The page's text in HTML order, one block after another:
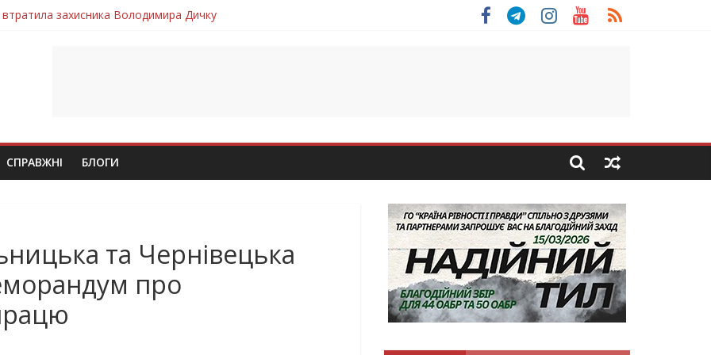
захисника Володимира Дичку
молодий захисник Дмитро Березко з Тернопільщини
захисника Володимира Вельму
молодого захисника Андрія Іскоростенського
СПРАВЖНІ БЛОГИ
та Чернівецька
про